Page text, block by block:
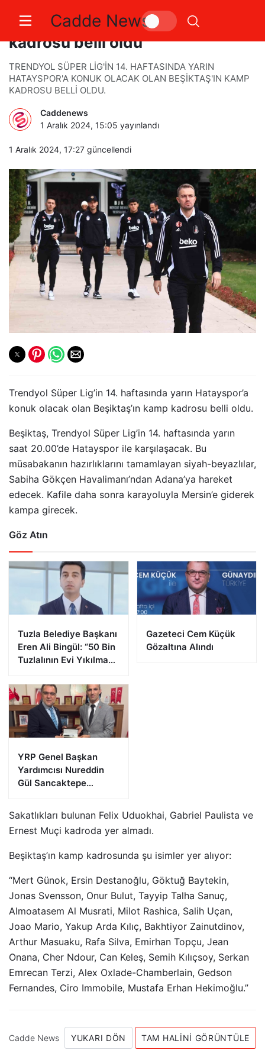
Cadde News
Beşiktaş’ın Hatayspor maçı
kadrosu belli oldu
TRENDYOL SÜPER LİG'İN 14. HAFTASINDA YARIN
HATAYSPOR'A KONUK OLACAK OLAN BEŞİKTAŞ'IN KAMP
KADROSU BELLİ OLDU.
Caddenews
1 Aralık 2024, 15:05 yayınlandı
1 Aralık 2024, 17:27 güncellendi
Trendyol Süper Lig’in 14. haftasında yarın Hatayspor’a
konuk olacak olan Beşiktaş’ın kamp kadrosu belli oldu.
Beşiktaş, Trendyol Süper Lig’in 14. haftasında yarın
saat 20.00’de Hatayspor ile karşılaşacak. Bu
müsabakanın hazırlıklarını tamamlayan siyah-beyazlılar,
Sabiha Gökçen Havalimanı’ndan Adana’ya hareket
edecek. Kafile daha sonra karayoluyla Mersin’e giderek
kampa girecek.
Göz Atın
Tuzla Belediye Başkanı
Eren Ali Bingül: “50 Bin
Tuzlalının Evi Yıkılma
Gazeteci Cem Küçük
Gözaltına Alındı
YRP Genel Başkan
Yardımcısı Nureddin
Gül Sancaktepe
Geldi
Sakatlıkları bulunan Felix Uduokhai, Gabriel Paulista ve
Ernest Muçi kadroda yer almadı.
Beşiktaş’ın kamp kadrosunda şu isimler yer alıyor:
“Mert Günok, Ersin Destanoğlu, Göktuğ Baytekin,
Jonas Svensson, Onur Bulut, Tayyip Talha Sanuç,
Almoatasem Al Musrati, Milot Rashica, Salih Uçan,
Joao Mario, Yakup Arda Kılıç, Bakhtiyor Zainutdinov,
Arthur Masuaku, Rafa Silva, Emirhan Topçu, Jean
Onana, Cher Ndour, Can Keleş, Semih Kılıçsoy, Serkan
Emrecan Terzi, Alex Oxlade-Chamberlain, Gedson
Fernandes, Ciro Immobile, Mustafa Erhan Hekimoğlu.”
Cadde News YUKARI DÖN TAM HALINI GÖRÜNTÜLE